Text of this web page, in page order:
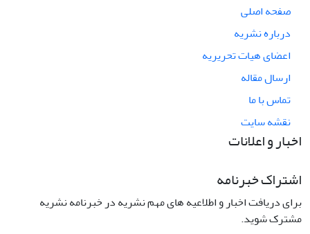
صفحه اصلی
درباره نشریه
اعضای هیات تحریریه
ارسال مقاله
تماس با ما
نقشه سایت
اخبار و اعلانات
اشتراک خبرنامه
برای دریافت اخبار و اطلاعیه های مهم نشریه در خبرنامه نشریه
مشترک شوید.